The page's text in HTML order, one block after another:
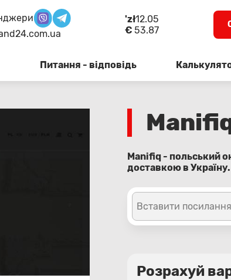
'zł12.05
€ 53.87
Питання - відповідь
Manifiq - польський
доставкою в
Вставити
Розрахуй